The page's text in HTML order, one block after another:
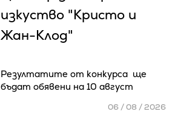
изкуство "Кристо и
Жан-Клод"
Резултатите от конкурса ще
бъдат обявени на 10 август
06 / 08 / 2026